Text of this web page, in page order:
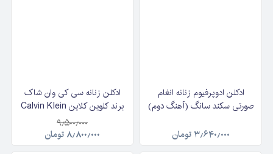
ادکلن ادوپرفیوم زنانه انغام
صورتی سکند سانگ (آهنگ دوم)
میلی‌لیتر
۳٫۶۴۰٫۰۰۰تومان
ادکلن زنانه سی کی وان شاک
برند کلوین کلاین Calvin Klein
CK One Shock For Her
حجم ۲۰۰ میلی‌لیتر
۹٫۵۰۰٫۰۰۰
۸٫۸۰۰٫۰۰۰ تومان